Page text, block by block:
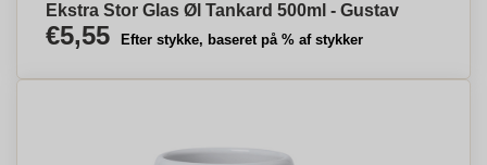
Ekstra Stor Glas Øl Tankard 500ml - Gustav
€5,55 Efter stykke, baseret på % af stykker